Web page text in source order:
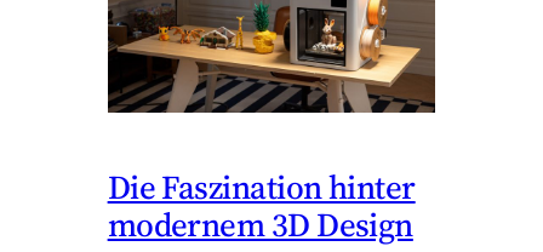
Die Faszination hinter
modernem 3D Design